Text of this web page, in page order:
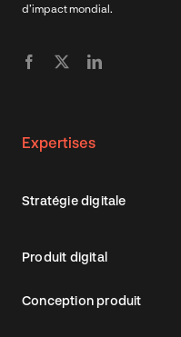
d’impact mondial.
Expertises
Stratégie digitale
Produit digital
Conception produit